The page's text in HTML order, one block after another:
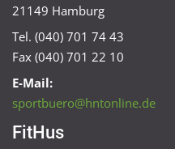
21149 Hamburg
Tel. (040) 701 74 43
Fax (040) 701 22 10
E-Mail:
sportbuero@hntonline.de
FitHus